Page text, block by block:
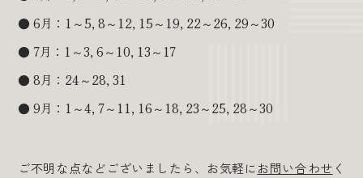
6月：1～5, 8～12, 15～19, 22～26, 29～30
7月：1～3, 6～10, 13～17
8月：24～28, 31
9月：1～4, 7～11, 16～18, 23～25, 28～30
ご不明な点などございましたら、お気軽にお問い合わせ く